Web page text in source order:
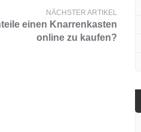
NÄCHSTER ARTIKEL
einen Knarrenkasten
online zu kaufen?